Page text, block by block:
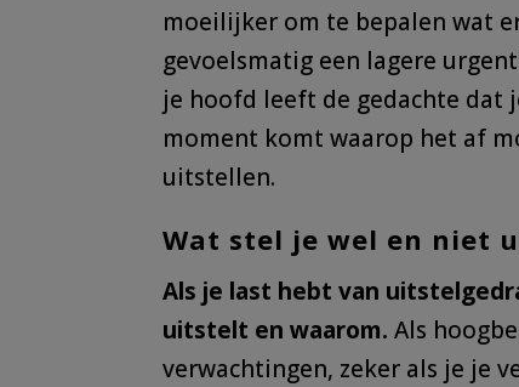
moeilijker om te bepalen wat
gevoelsmatig een lagere
je hoofd leeft de gedachte dat
moment komt waarop het af
uitstellen.
Wat stel je wel en niet
Als je last hebt van
uitstelt en waarom. Als
verwachtingen, zeker als je je